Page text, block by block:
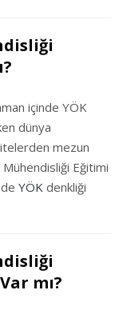
içinde YÖK
dünya
mezun
Eğitimi
YÖK denkliği
mı?